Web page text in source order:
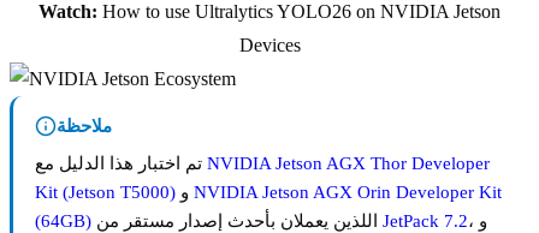
Watch: How to use Ultralytics YOLO26 on NVIDIA Jetson
Devices
ملاحظة
NVIDIA Jetson AGX Thor Developer
Kit (Jetson T5000)
NVIDIA Jetson AGX Orin Developer Kit
(64GB)
JetPack 7.2
، و